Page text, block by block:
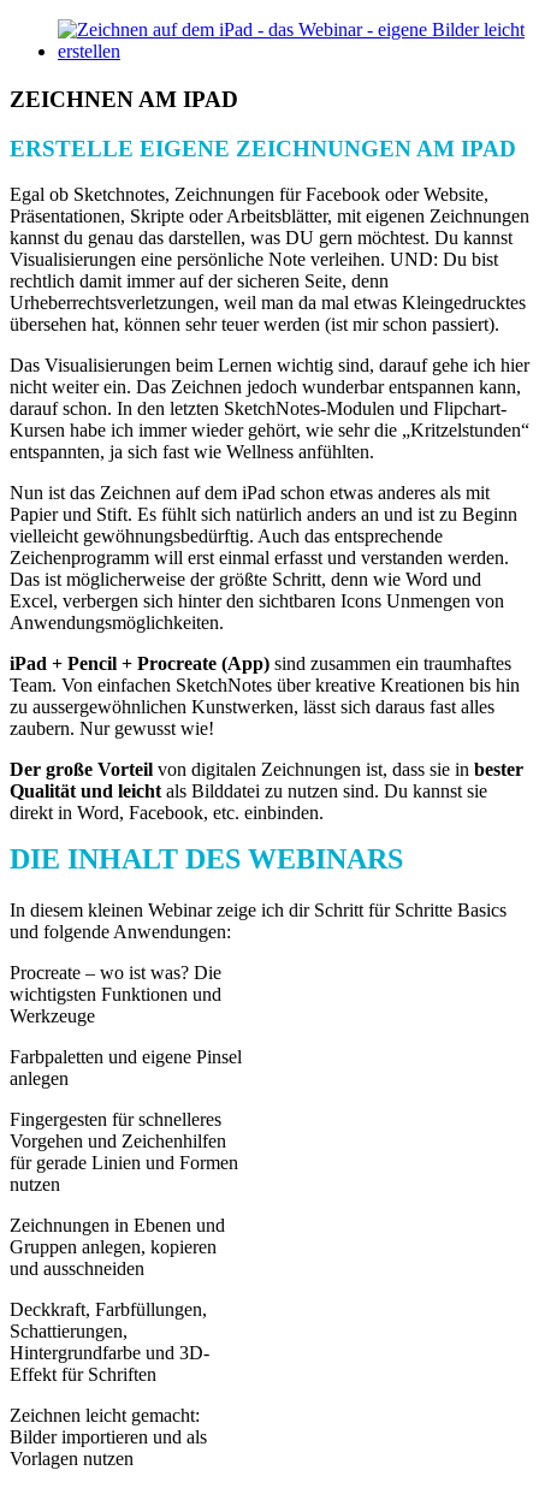
Inhalt
Zeige
grösseres
ZEICHNEN AM IPAD
ERSTELLE EIGENE ZEICHNUNGEN AM IPAD
Egal ob Sketchnotes, Zeichnungen für Facebook oder Website,
Präsentationen, Skripte oder Arbeitsblätter, mit eigenen Zeichnungen
kannst du genau das darstellen, was DU gern möchtest. Du kannst
Visualisierungen eine persönliche Note verleihen. UND: Du bist
rechtlich damit immer auf der sicheren Seite, denn
Urheberrechtsverletzungen, weil man da mal etwas Kleingedrucktes
übersehen hat, können sehr teuer werden (ist mir schon passiert).
Das Visualisierungen beim Lernen wichtig sind, darauf gehe ich hier
nicht weiter ein. Das Zeichnen jedoch wunderbar entspannen kann,
darauf schon. In den letzten SketchNotes-Modulen und Flipchart-
Kursen habe ich immer wieder gehört, wie sehr die „Kritzelstunden“
entspannten, ja sich fast wie Wellness anfühlten.
Nun ist das Zeichnen auf dem iPad schon etwas anderes als mit
Papier und Stift. Es fühlt sich natürlich anders an und ist zu Beginn
vielleicht gewöhnungsbedürftig. Auch das entsprechende
Zeichenprogramm will erst einmal erfasst und verstanden werden.
Das ist möglicherweise der größte Schritt, denn wie Word und
Excel, verbergen sich hinter den sichtbaren Icons Unmengen von
Anwendungsmöglichkeiten.
iPad + Pencil + Procreate (App) sind zusammen ein traumhaftes
Team. Von einfachen SketchNotes über kreative Kreationen bis hin
zu aussergewöhnlichen Kunstwerken, lässt sich daraus fast alles
zaubern. Nur gewusst wie!
Der große Vorteil von digitalen Zeichnungen ist, dass sie in bester
Qualität und leichtals Bilddatei zu nutzen sind. Du kannst sie
direkt in Word, Facebook, etc. einbinden.
DIE INHALT DES WEBINARS
In diesem kleinen Webinar zeige ich dir Schritt für Schritte Basics
und folgende Anwendungen:
Procreate – wo ist was? Die
wichtigsten Funktionen und
Werkzeuge
Farbpaletten und eigene Pinsel
anlegen
Fingergesten für schnelleres
Vorgehen und Zeichenhilfen
für gerade Linien und Formen
nutzen
Zeichnungen in Ebenen und
Gruppen anlegen, kopieren
und ausschneiden
Deckkraft, Farbfüllungen,
Schattierungen,
Hintergrundfarbe und 3D-
Effekt für Schriften
Zeichnen leicht gemacht:
Bilder importieren und als
Vorlagen nutzen